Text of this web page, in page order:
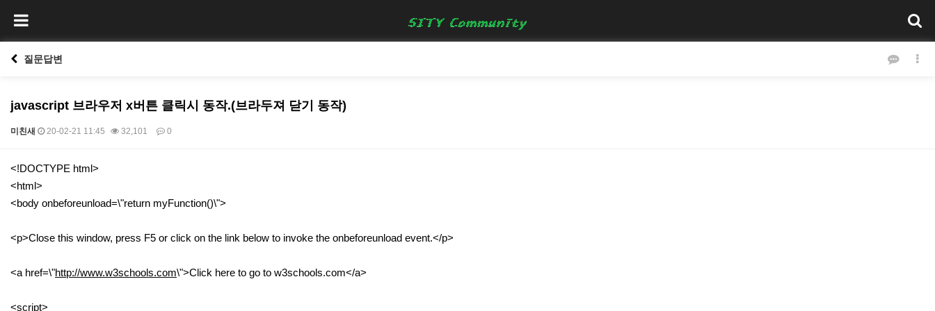
질문답변
javascript 브라우저 x버튼 클릭시 동작.(브라두져 닫기 동작)
미친새 20-02-21 11:45 32,101 0
본문
<!DOCTYPE html>
<html>
<body onbeforeunload=\"return myFunction()\">
<p>Close this window, press F5 or click on the link below to invoke the onbeforeunload event.</p>
<a href=\"http://www.w3schools.com\">Click here to go to w3schools.com</a>
<script>